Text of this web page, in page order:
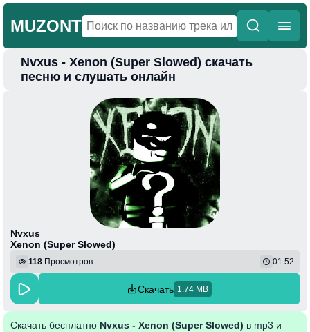
MUZONT
Главная
Nvxus - Xenon (Super Slowed) скачать
песню и слушать онлайн
Nvxus
Xenon (Super Slowed)
118 Просмотров 01:52
Скачать 1.74 MB
Скачать бесплатно Nvxus - Xenon (Super Slowed) в mp3 и